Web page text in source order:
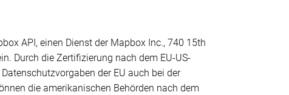
API, einen Dienst der Mapbox Inc., 740 15th
Durch die Zertifizierung nach dem EU-US-
der EU auch bei der
die amerikanischen Behörden nach dem